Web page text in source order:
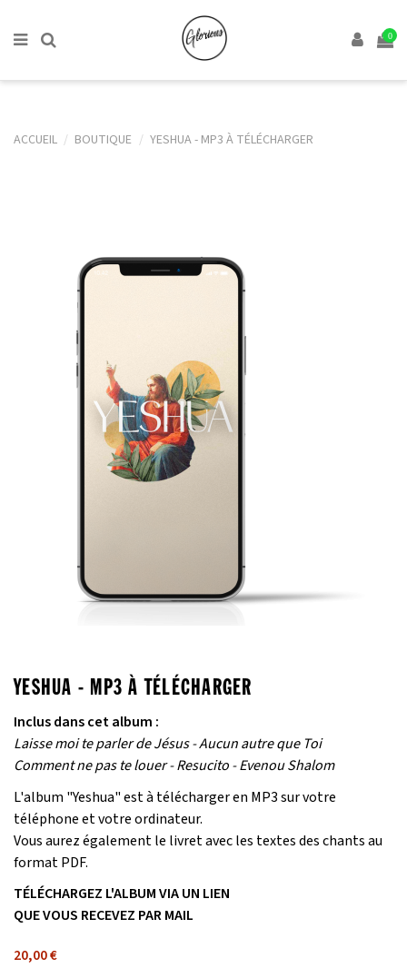
0
ACCUEIL BOUTIQUE YESHUA - MP3 À TÉLÉCHARGER
YESHUA - MP3 À TÉLÉCHARGER
Inclus dans cet album :
Laisse moi te parler de Jésus - Aucun autre que Toi
Comment ne pas te louer - Resucito - Evenou Shalom
L'album "Yeshua" est à télécharger en MP3 sur votre
téléphone et votre ordinateur.
Vous aurez également le livret avec les textes des chants au
format PDF.
TÉLÉCHARGEZ L'ALBUM VIA UN LIEN
QUE VOUS RECEVEZ PAR MAIL
20,00 €